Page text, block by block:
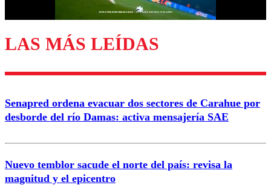
Enviar comentario
LAS MÁS LEÍDAS
Senapred ordena evacuar dos sectores de Carahue por
desborde del río Damas: activa mensajería SAE
Nuevo temblor sacude el norte del país: revisa la
magnitud y el epicentro